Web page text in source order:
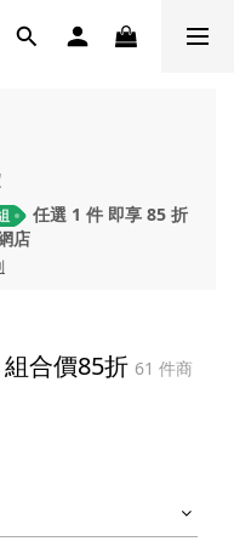
任選 1 件 即享 85 折
店
組合價85折 61 件商